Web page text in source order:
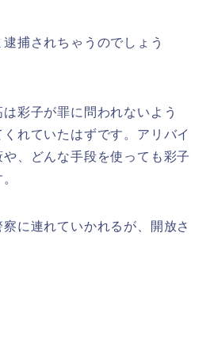
捕されちゃうのでしょう
彩子が罪に問われないよう
れていたはずです。アリバイ
、どんな手段を使っても彩子
に連れていかれるが、開放さ